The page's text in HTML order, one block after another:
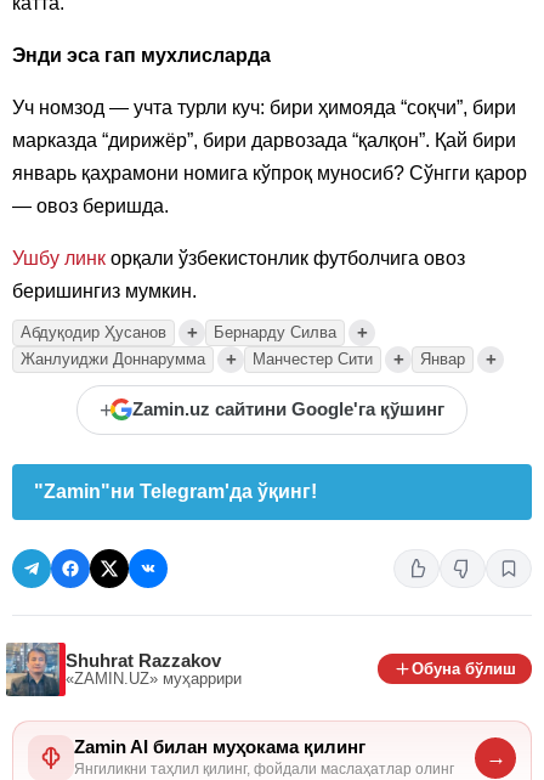
Энди эса гап мухлисларда
Уч номзод — учта турли куч: бири ҳимояда “соқчи”, бири
марказда “дирижёр”, бири дарвозада “қалқон”. Қай бири
январь қаҳрамони номига кўпроқ муносиб? Сўнгги қарор
— овоз беришда.
Ушбу линк орқали ўзбекистонлик футболчига овоз
беришингиз мумкин.
Абдуқодир Ҳусанов + Бернарду Силва +
Жанлуиджи Доннарумма + Манчестер Сити + Январ +
+ Zamin.uz сайтини Google'га қўшинг
"Zamin"ни Telegram'да ўқинг!
Shuhrat Razzakov
«ZAMIN.UZ» муҳаррири
Обуна бўлиш
Zamin AI билан муҳокама қилинг
Янгиликни таҳлил қилинг, фойдали маслаҳатлар олинг
→